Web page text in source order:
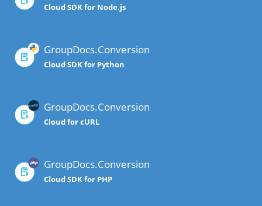
Cloud SDK for Node.js
GroupDocs.Conversion
Cloud SDK for Python
GroupDocs.Conversion
Cloud for cURL
GroupDocs.Conversion
Cloud SDK for PHP